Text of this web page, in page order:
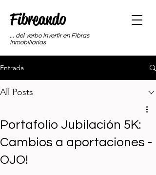
Fibreando
... del verbo Invertir en Fibras
Inmobiliarias
Entrada
All Posts
Portafolio Jubilación 5K:
Cambios a aportaciones -
OJO!